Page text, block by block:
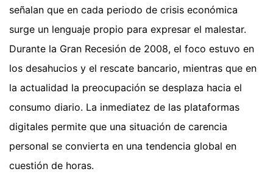
señalan que en cada periodo de crisis económica
surge un lenguaje propio para expresar el malestar.
Durante la Gran Recesión de 2008, el foco estuvo en
los desahucios y el rescate bancario, mientras que en
la actualidad la preocupación se desplaza hacia el
consumo diario. La inmediatez de las plataformas
digitales permite que una situación de carencia
personal se convierta en una tendencia global en
cuestión de horas.